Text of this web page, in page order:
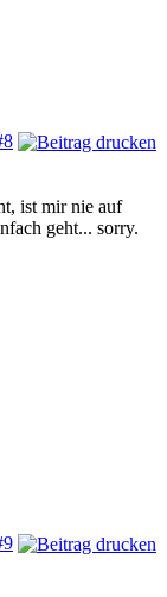
ist mir nie auf
geht... sorry.